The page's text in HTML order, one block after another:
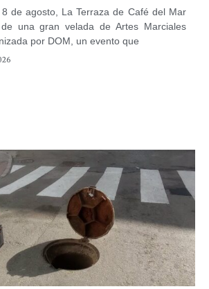
de agosto, La Terraza de Café del Mar
una gran velada de Artes Marciales
por DOM, un evento que